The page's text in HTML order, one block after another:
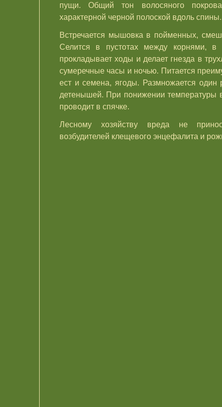
пущи. Общий тон волосяного
характерной черной полоской вдоль спины.
Встречается мышовка в пойменных,
Селится в пустотах между корнями, в
прокладывает ходы и делает гнезда в
сумеречные часы и ночью. Питается
ест и семена, ягоды. Размножается
детенышей. При понижении температуры
проводит в спячке.
Лесному хозяйству вреда не
возбудителей клещевого энцефалита и